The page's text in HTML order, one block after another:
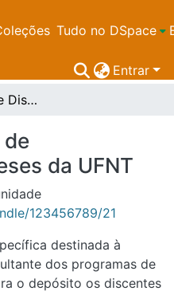
Tudo no DSpace
Entrar
Biblioteca Digital de Dissertações e Teses da UFNT
da UFNT
123456789/21
destinada à
dos programas de
o depósito os discentes